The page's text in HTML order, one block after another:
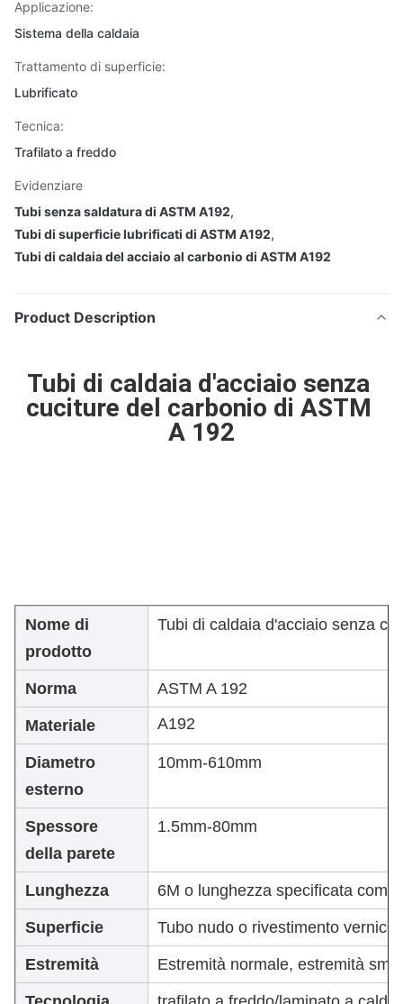
Applicazione:
Sistema della caldaia
Trattamento di superficie:
Lubrificato
Tecnica:
Trafilato a freddo
Evidenziare
Tubi senza saldatura di ASTM A192,
Tubi di superficie lubrificati di ASTM A192,
Tubi di caldaia del acciaio al carbonio di ASTM A192
Product Description
Tubi di caldaia d'acciaio senza
cuciture del carbonio di ASTM
A 192
Nome di
prodotto
Tubi di caldaia d'acciaio senza
Norma ASTM A 192
Materiale A192
Diametro
esterno
10mm-610mm
Spessore
della parete
1.5mm-80mm
Lunghezza 6M o lunghezza specificata come
Superficie Tubo nudo o rivestimento
Estremità Estremità normale, estremità